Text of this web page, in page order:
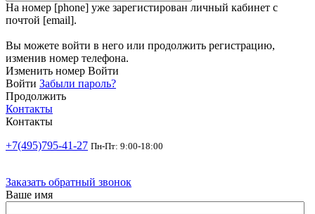
На номер [phone] уже зарегистирован личный кабинет с
почтой [email].
Вы можете войти в него или продолжить регистрацию,
изменив номер телефона.
Изменить номер Войти
Войти Забыли пароль?
Продолжить
Контакты
Контакты
+7(495)795-41-27 Пн-Пт: 9:00-18:00
Заказать обратный звонок
Ваше имя